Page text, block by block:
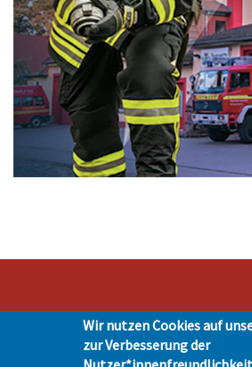
Stadt Hohen Neuendorf • Oranienburger Str. 2 •
Telefon 03303-528-0
Wir nutzen Cookies auf
zur Verbesserung der